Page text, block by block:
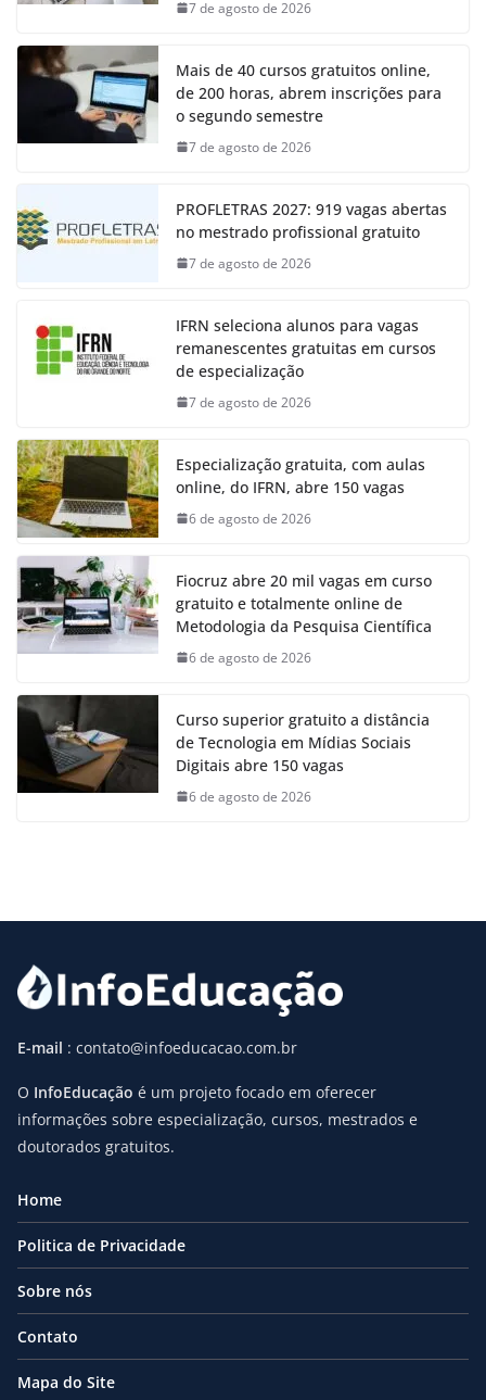
7 de agosto de 2026
Mais de 40 cursos gratuitos online,
de 200 horas, abrem inscrições para
o segundo semestre
7 de agosto de 2026
PROFLETRAS 2027: 919 vagas abertas
no mestrado profissional gratuito
7 de agosto de 2026
IFRN seleciona alunos para vagas
remanescentes gratuitas em cursos
de especialização
7 de agosto de 2026
Especialização gratuita, com aulas
online, do IFRN, abre 150 vagas
6 de agosto de 2026
Fiocruz abre 20 mil vagas em curso
gratuito e totalmente online de
Metodologia da Pesquisa Científica
6 de agosto de 2026
Curso superior gratuito a distância
de Tecnologia em Mídias Sociais
Digitais abre 150 vagas
6 de agosto de 2026
E-mail : contato@infoeducacao.com.br
O InfoEducação é um projeto focado em oferecer
informações sobre especialização, cursos, mestrados e
doutorados gratuitos.
Home
Politica de Privacidade
Sobre nós
Contato
Mapa do Site